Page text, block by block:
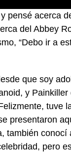
pensé acerca
del Abbey
“Debo ir a
que soy
y
tuve
presentaron
también
pero